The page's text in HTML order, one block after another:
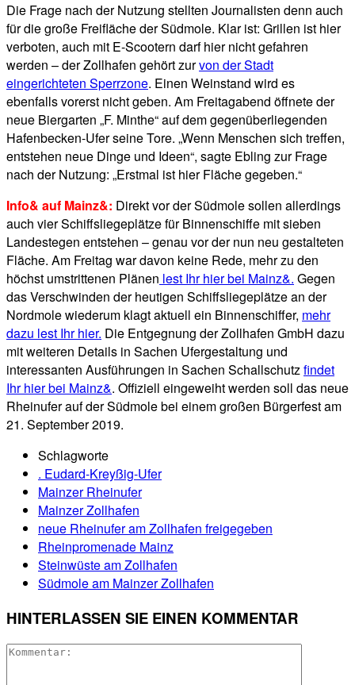
Die Frage nach der Nutzung stellten Journalisten denn auch
für die große Freifläche der Südmole. Klar ist: Grillen ist hier
verboten, auch mit E-Scootern darf hier nicht gefahren
werden – der Zollhafen gehört zurvon der Stadt
eingerichteten Sperrzone. Einen Weinstand wird es
ebenfalls vorerst nicht geben. Am Freitagabend öffnete der
neue Biergarten „F. Minthe“ auf dem gegenüberliegenden
Hafenbecken-Ufer seine Tore. „Wenn Menschen sich treffen,
entstehen neue Dinge und Ideen“, sagte Ebling zur Frage
nach der Nutzung: „Erstmal ist hier Fläche gegeben.“
Info& auf Mainz&: Direkt vor der Südmole sollen allerdings
auch vier Schiffsliegeplätze für Binnenschiffe mit sieben
Landestegen entstehen – genau vor der nun neu gestalteten
Fläche. Am Freitag war davon keine Rede, mehr zu den
höchst umstrittenen Plänen lest Ihr hier bei Mainz&. Gegen
das Verschwinden der heutigen Schiffsliegeplätze an der
Nordmole wiederum klagt aktuell ein Binnenschiffer, mehr
dazu lest Ihr hier. Die Entgegnung der Zollhafen GmbH dazu
mit weiteren Details in Sachen Ufergestaltung und
interessanten Ausführungen in Sachen Schallschutzfindet
Ihr hier bei Mainz&. Offiziell eingeweiht werden soll das neue
Rheinufer auf der Südmole bei einem großen Bürgerfest am
21. September 2019.
Schlagworte
. Eudard-Kreyßig-Ufer
Mainzer Rheinufer
Mainzer Zollhafen
neue Rheinufer am Zollhafen freigegeben
Rheinpromenade Mainz
Steinwüste am Zollhafen
Südmole am Mainzer Zollhafen
HINTERLASSEN SIE EINEN KOMMENTAR